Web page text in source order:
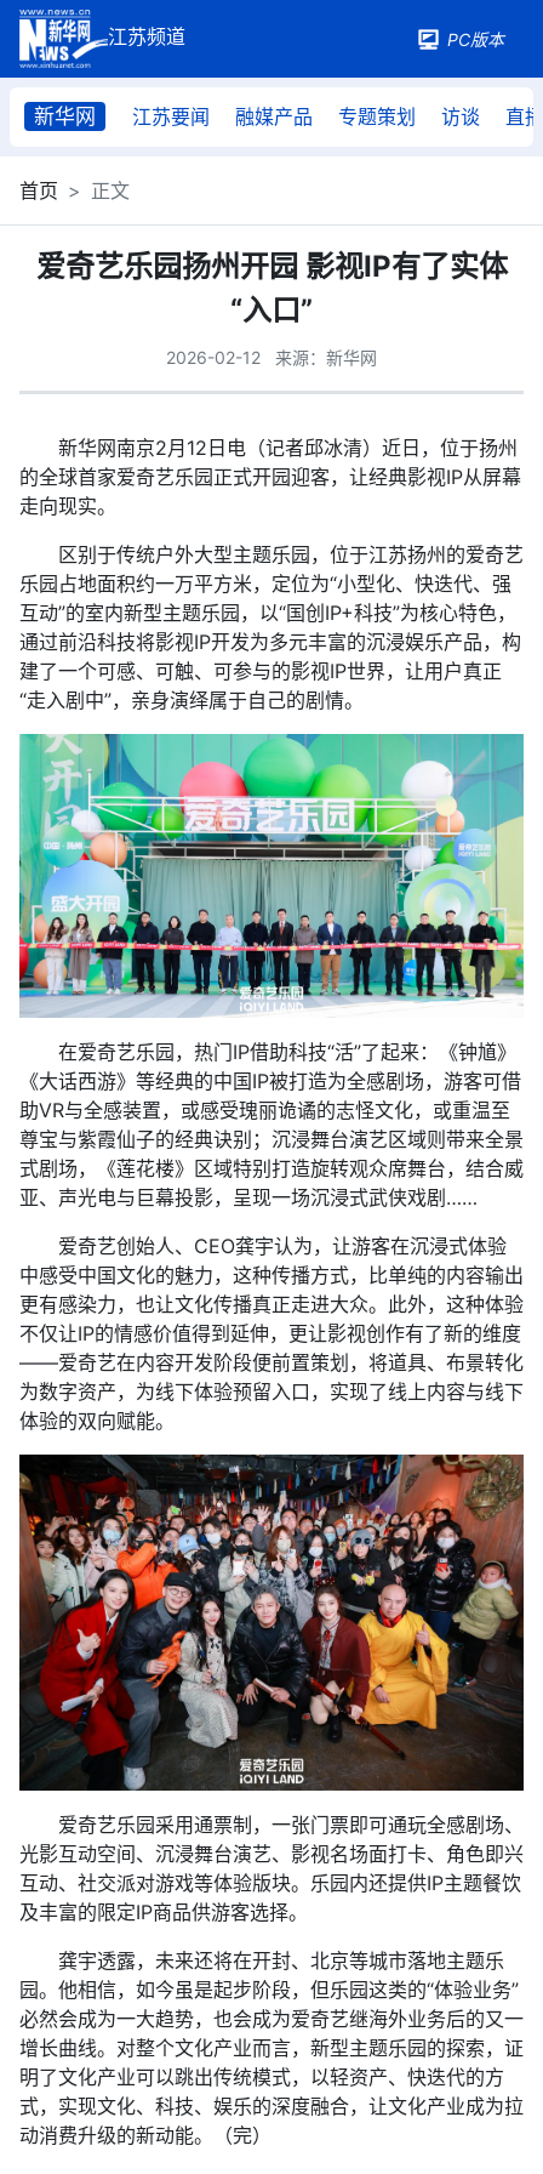
PC版本
新华网 江苏要闻 融媒产品 专题策划 访谈 直播
首页 正文
爱奇艺乐园扬州开园 影视IP有了实体
“入口”
2026-02-12 来源：新华网
新华网南京2月12日电（记者邱冰清）近日，位于扬州
的全球首家爱奇艺乐园正式开园迎客，让经典影视IP从屏幕
走向现实。
区别于传统户外大型主题乐园，位于江苏扬州的爱奇艺
乐园占地面积约一万平方米，定位为“小型化、快迭代、强
互动”的室内新型主题乐园，以“国创IP+科技”为核心特色，
通过前沿科技将影视IP开发为多元丰富的沉浸娱乐产品，构
建了一个可感、可触、可参与的影视IP世界，让用户真正
“走入剧中”，亲身演绎属于自己的剧情。
在爱奇艺乐园，热门IP借助科技“活”了起来：《钟馗》
《大话西游》等经典的中国IP被打造为全感剧场，游客可借
助VR与全感装置，或感受瑰丽诡谲的志怪文化，或重温至
尊宝与紫霞仙子的经典诀别；沉浸舞台演艺区域则带来全景
式剧场，《莲花楼》区域特别打造旋转观众席舞台，结合威
亚、声光电与巨幕投影，呈现一场沉浸式武侠戏剧……
爱奇艺创始人、CEO龚宇认为，让游客在沉浸式体验
中感受中国文化的魅力，这种传播方式，比单纯的内容输出
更有感染力，也让文化传播真正走进大众。此外，这种体验
不仅让IP的情感价值得到延伸，更让影视创作有了新的维度
——爱奇艺在内容开发阶段便前置策划，将道具、布景转化
为数字资产，为线下体验预留入口，实现了线上内容与线下
体验的双向赋能。
爱奇艺乐园采用通票制，一张门票即可通玩全感剧场、
光影互动空间、沉浸舞台演艺、影视名场面打卡、角色即兴
互动、社交派对游戏等体验版块。乐园内还提供IP主题餐饮
及丰富的限定IP商品供游客选择。
龚宇透露，未来还将在开封、北京等城市落地主题乐
园。他相信，如今虽是起步阶段，但乐园这类的“体验业务”
必然会成为一大趋势，也会成为爱奇艺继海外业务后的又一
增长曲线。对整个文化产业而言，新型主题乐园的探索，证
明了文化产业可以跳出传统模式，以轻资产、快迭代的方
式，实现文化、科技、娱乐的深度融合，让文化产业成为拉
动消费升级的新动能。（完）